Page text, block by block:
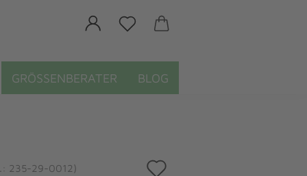
GRÖSSENBERATER BLOG
235-29-0012)